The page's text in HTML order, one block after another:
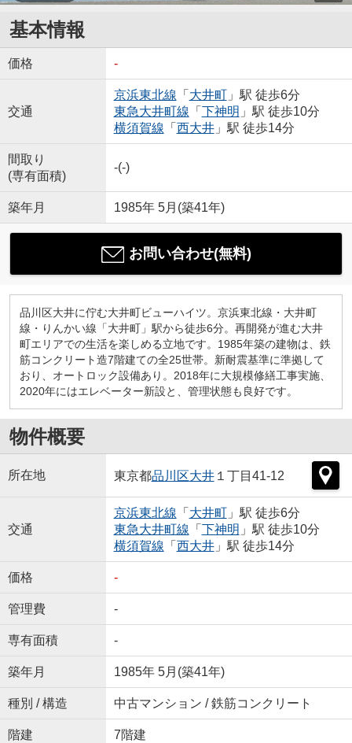
基本情報
価格 -
交通
京浜東北線 「 大井町」駅 徒歩6分
東急大井町線 「 下神明 」駅 徒歩10分
横須賀線 「 西大井」駅 徒歩14分
間取り
(専有面積)
-(-)
築年月 1985年 5月(築41年)
お問い合わせ(無料)
品川区大井に佇む大井町ビューハイツ。京浜東北線・大井町
線・りんかい線「大井町」駅から徒歩6分。再開発が進む大井
町エリアでの生活を楽しめる立地です。1985年築の建物は、鉄
筋コンクリート造7階建ての全25世帯。新耐震基準に準拠して
おり、オートロック設備あり。2018年に大規模修繕工事実施、
2020年にはエレベーター新設と、管理状態も良好です。
物件概要
所在地 東京都品川区大井１丁目41-12
交通
京浜東北線 「 大井町」駅 徒歩6分
東急大井町線 「 下神明 」駅 徒歩10分
横須賀線 「 西大井」駅 徒歩14分
価格 -
管理費 -
専有面積 -
築年月 1985年 5月(築41年)
種別 / 構造 中古マンション / 鉄筋コンクリート
階建 7階建